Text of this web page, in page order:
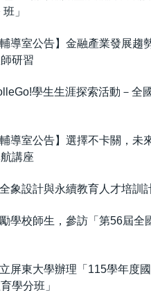
」
輔導室公告】金融產業發展趨
研習
學生生涯探索活動－全
輔導室公告】選擇不卡關，未
講座
全象設計與永續教育人才培訓
學校師生，參訪「第56屆全
屏東大學辦理「115學年度
學分班」